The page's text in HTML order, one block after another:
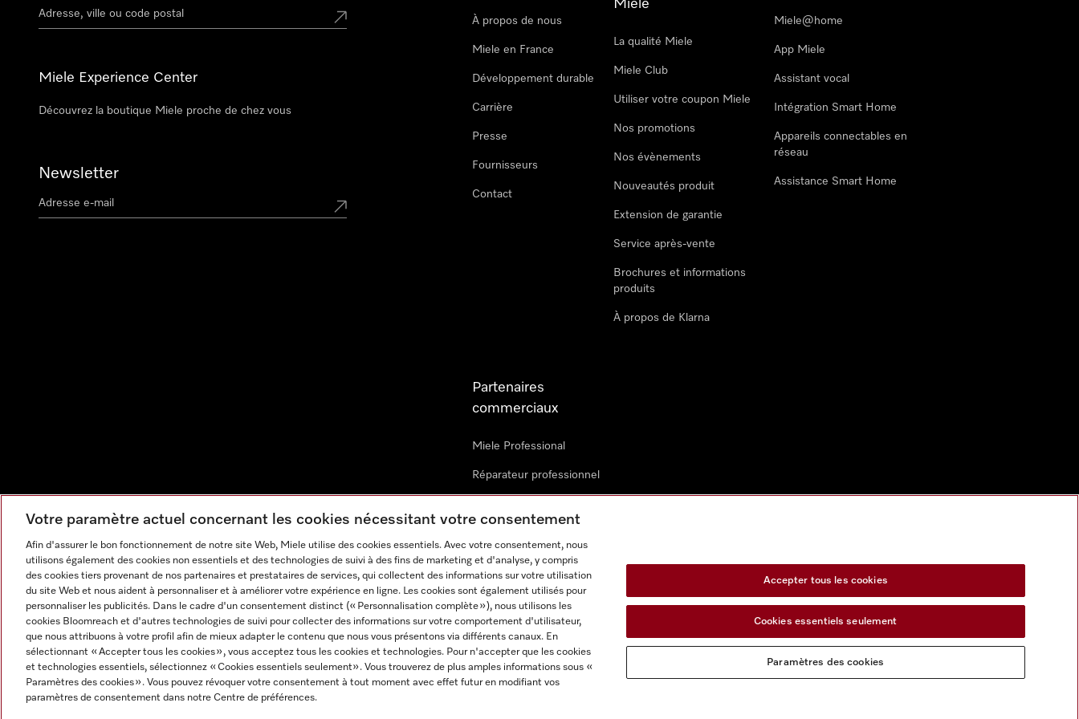
Miele Experience Center
Découvrez la boutique Miele proche de chez vous
Newsletter
À propos de nous
Miele en France
Développement durable
Carrière
Presse
Fournisseurs
Contact
Miele
La qualité Miele
Miele Club
Utiliser votre coupon Miele
Nos promotions
Nos évènements
Nouveautés produit
Extension de garantie
Service après-vente
Brochures et informations
produits
À propos de Klarna
Miele@home
App Miele
Assistant vocal
Intégration Smart Home
Appareils connectables en
réseau
Assistance Smart Home
Partenaires
commerciaux
Miele Professional
Réparateur professionnel
Revendeurs
Mentions légales CGV Protection des données Conditions d'utilisation Déclaration d'accessibilité
Paramètres des cookies
Votre paramètre actuel concernant les cookies nécessitant votre consentement
Afin d'assurer le bon fonctionnement de notre site Web, Miele utilise des cookies essentiels. Avec votre consentement, nous
utilisons également des cookies non essentiels et des technologies de suivi à des fins de marketing et d'analyse, y compris
des cookies tiers provenant de nos partenaires et prestataires de services, qui collectent des informations sur votre utilisation
du site Web et nous aident à personnaliser et à améliorer votre expérience en ligne. Les cookies sont également utilisés pour
personnaliser les publicités. Dans le cadre d'un consentement distinct (« Personnalisation complète »), nous utilisons les
cookies Bloomreach et d'autres technologies de suivi pour collecter des informations sur votre comportement d'utilisateur,
que nous attribuons à votre profil afin de mieux adapter le contenu que nous vous présentons via différents canaux. En
sélectionnant « Accepter tous les cookies », vous acceptez tous les cookies et technologies. Pour n'accepter que les cookies
et technologies essentiels, sélectionnez « Cookies essentiels seulement». Vous trouverez de plus amples informations sous «
Paramètres des cookies ». Vous pouvez révoquer votre consentement à tout moment avec effet futur en modifiant vos
paramètres de consentement dans notre Centre de préférences.
Accepter tous les cookies
Cookies essentiels seulement
Paramètres des cookies